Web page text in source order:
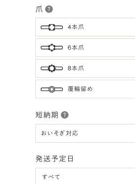
爪
4本爪
6本爪
8本爪
覆輪留め
短納期
おいそぎ対応
発送予定日